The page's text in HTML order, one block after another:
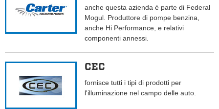
anche questa azienda è parte di Federal
Mogul. Produttore di pompe benzina,
anche Hi Performance, e relativi
componenti annessi.
CEC
fornisce tutti i tipi di prodotti per
l'illuminazione nel campo delle auto.